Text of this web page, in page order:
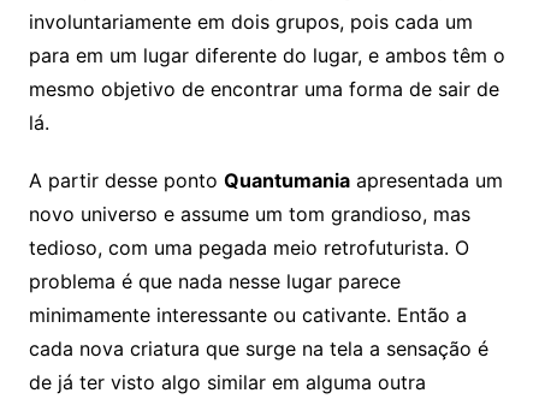
involuntariamente em dois grupos, pois cada um
para em um lugar diferente do lugar, e ambos têm o
mesmo objetivo de encontrar uma forma de sair de
lá.
A partir desse ponto Quantumaniaapresentada um
novo universo e assume um tom grandioso, mas
tedioso, com uma pegada meio retrofuturista. O
problema é que nada nesse lugar parece
minimamente interessante ou cativante. Então a
cada nova criatura que surge na tela a sensação é
de já ter visto algo similar em alguma outra